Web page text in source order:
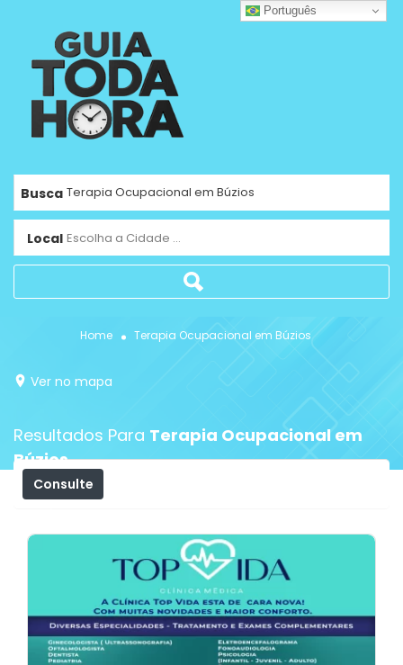
Busca
Local Escolha a Cidade ...
Home Terapia Ocupacional em Búzios
Ver no mapa
Resultados Para Terapia Ocupacional em
Búzios
Consulte
Português